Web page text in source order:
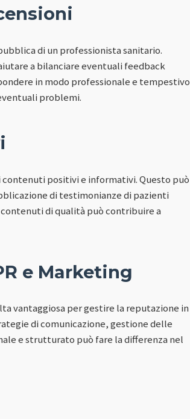
di un professionista sanitario.
a bilanciare eventuali feedback
in modo professionale e tempestivo
problemi.
positivi e informativi. Questo può
di testimonianze di pazienti
di qualità può contribuire a
e Marketing
vantaggiosa per gestire la reputazione in
di comunicazione, gestione delle
e strutturato può fare la differenza nel